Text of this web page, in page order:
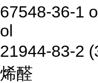
67548-36-1
ol
21944-83-2
烯醛